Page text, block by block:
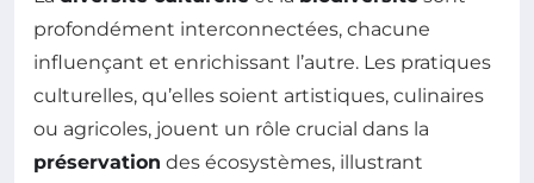
profondément interconnectées, chacune
influençant et enrichissant l’autre. Les pratiques
culturelles, qu’elles soient artistiques, culinaires
ou agricoles, jouent un rôle crucial dans la
préservation des écosystèmes, illustrant